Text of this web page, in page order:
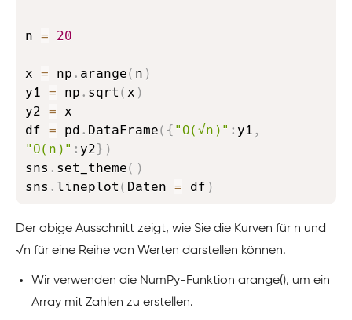
n = 20
x = np . arange( n )
y1 = np . sqrt ( x )
y2 = x
df = pd . DataFrame( { "O(√n)" : y1 ,
"O(n)" : y2} )
sns . set_theme( )
sns . lineplot ( Daten = df )
Der obige Ausschnitt zeigt, wie Sie die Kurven für n und
√n für eine Reihe von Werten darstellen können.
Wir verwenden die NumPy-Funktion arange(), um ein
Array mit Zahlen zu erstellen.